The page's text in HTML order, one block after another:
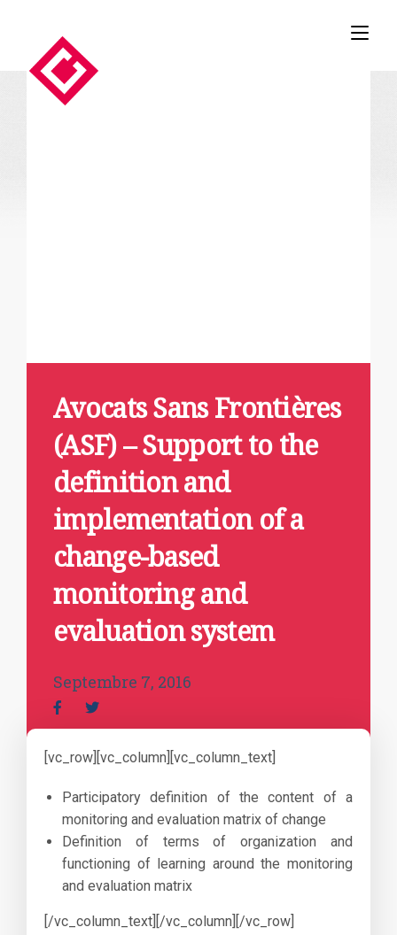
Avocats Sans Frontières
(ASF) – Support to the
definition and
implementation of a
change-based
monitoring and
evaluation system
Septembre 7, 2016
[vc_row][vc_column][vc_column_text]
Participatory definition of the content of a
monitoring and evaluation matrix of change
Definition of terms of organization and
functioning of learning around the monitoring
and evaluation matrix
[/vc_column_text][/vc_column][/vc_row]